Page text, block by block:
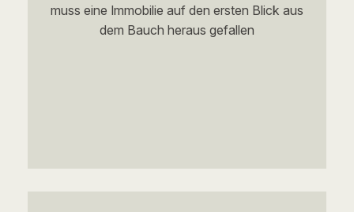
muss eine Immobilie auf den ersten Blick aus
dem Bauch heraus gefallen